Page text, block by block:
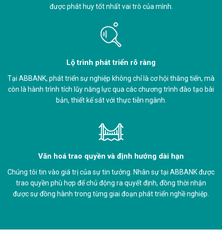
được phát huy tốt nhất vai trò của mình.
Lộ trình phát triển rõ ràng
Tại ABBANK, phát triển sự nghiệp không chỉ là cơ hội thăng tiến, mà
còn là hành trình tích lũy năng lực qua các chương trình đào tạo bài
bản, thiết kế sát với thực tiễn ngành.
Văn hoá trao quyền và định hướng dài hạn
Chúng tôi tin vào giá trị của sự tin tưởng. Nhân sự tại ABBANK được
trao quyền phù hợp để chủ động ra quyết định, đồng thời nhận
được sự đồng hành trong từng giai đoạn phát triển nghề nghiệp.